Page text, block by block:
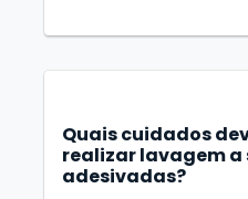
Quais cuidados
realizar lavagem a
adesivadas?